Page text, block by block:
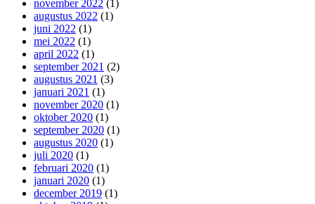
november 2022 (1)
augustus 2022 (1)
juni 2022 (1)
mei 2022 (1)
april 2022 (1)
september 2021 (2)
augustus 2021 (3)
januari 2021 (1)
november 2020 (1)
oktober 2020 (1)
september 2020 (1)
augustus 2020 (1)
juli 2020 (1)
februari 2020 (1)
januari 2020 (1)
december 2019 (1)